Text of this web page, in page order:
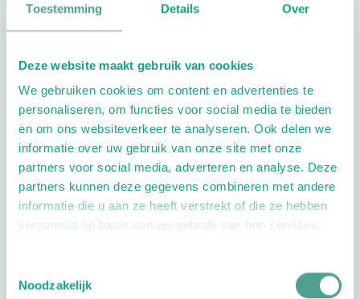
Toestemming Details Over
Deze website maakt gebruik van cookies
We gebruiken cookies om content en advertenties te
personaliseren, om functies voor social media te bieden
en om ons websiteverkeer te analyseren. Ook delen we
informatie over uw gebruik van onze site met onze
partners voor social media, adverteren en analyse. Deze
partners kunnen deze gegevens combineren met andere
informatie die u aan ze heeft verstrekt of die ze hebben
verzameld op basis van uw gebruik van hun services.
Noodzakelijk
Aandachtsgebieden
Diabetes Reuma Geriatrie
Extra opties
Openingstijden